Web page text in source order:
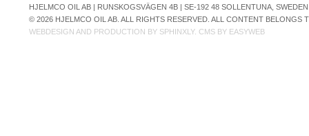
HJELMCO OIL AB | RUNSKOGSVÄGEN 4B | SE-192 48 SOLLENTUNA,
© 2026 HJELMCO OIL AB. ALL RIGHTS RESERVED. ALL CONTENT
WEBDESIGN AND PRODUCTION BY SPHINXLY. CMS BY EASYWEB